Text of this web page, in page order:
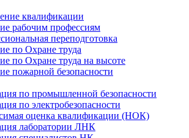
квалификации
рабочим профессиям
переподготовка
по Охране труда
по Охране труда на высоте
пожарной безопасности
по промышленной безопасности
по электробезопасности
оценка квалификации (НОК)
лаборатории ЛНК